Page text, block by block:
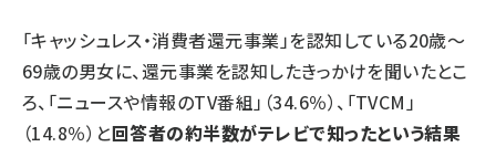
「キャッシュレス・消費者還元事業」を認知している20歳～
69歳の男女に、還元事業を認知したきっかけを聞いたとこ
ろ、「ニュースや情報のTV番組」（34.6％）、「TVCM」
（14.8％）と回答者の約半数がテレビで知ったという結果